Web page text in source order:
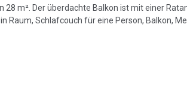
m². Der überdachte Balkon ist mit einer
Raum, Schlafcouch für eine Person, Balkon,